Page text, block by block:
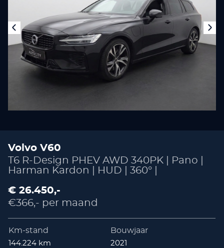
Volvo V60
T6 R-Design PHEV AWD 340PK | Pano |
Harman Kardon | HUD | 360° |
€ 26.450,-
€366,- per maand
Km-stand
144.224 km
Bouwjaar
2021